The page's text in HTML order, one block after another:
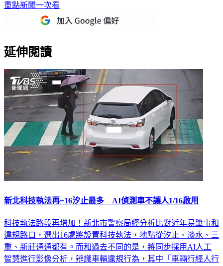
重點新聞一次看
延伸閱讀
新北科技執法再+16汐止最多 AI偵測車不讓人1/16啟用
科技執法路段再增加！新北市警察局經分析比對近年易肇事和
違規路口，選出16處將設置科技執法，地點從汐止、淡水、三
重、新莊通通都有。而和過去不同的是，將同步採用AI人工
智慧進行影像分析，辨識車輛違規行為，其中「車輛行經人行